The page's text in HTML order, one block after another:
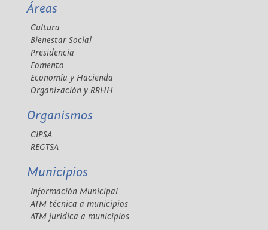
Áreas
Cultura
Bienestar Social
Presidencia
Fomento
Economía y Hacienda
Organización y RRHH
Organismos
CIPSA
REGTSA
Municipios
Información Municipal
ATM técnica a municipios
ATM jurídica a municipios